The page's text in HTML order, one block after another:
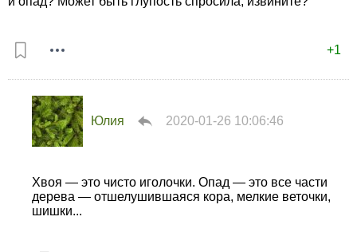
+1
Юлия 2020-01-26 10:06:46
Хвоя — это чисто иголочки. Опад — это все части
дерева — отшелушившаяся кора, мелкие веточки,
шишки...